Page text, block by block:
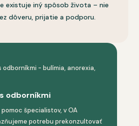
existuje iný spôsob života – nie
dôveru, prijatie a podporu.
odborníkmi
špecialistov, v OA
potrebu prekonzultovať